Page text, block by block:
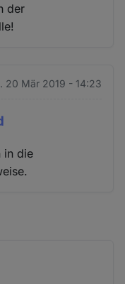
der
20 Mär 2019 - 14:23
in die